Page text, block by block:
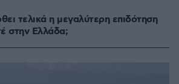
τελικά η μεγαλύτερη επιδότηση
στην Ελλάδα;